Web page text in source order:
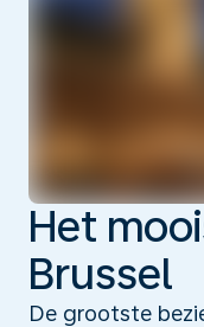
Het
Brussel
De grootste